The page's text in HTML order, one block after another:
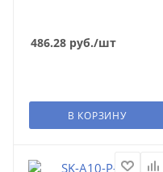
486.28 руб./шт
В КОРЗИНУ